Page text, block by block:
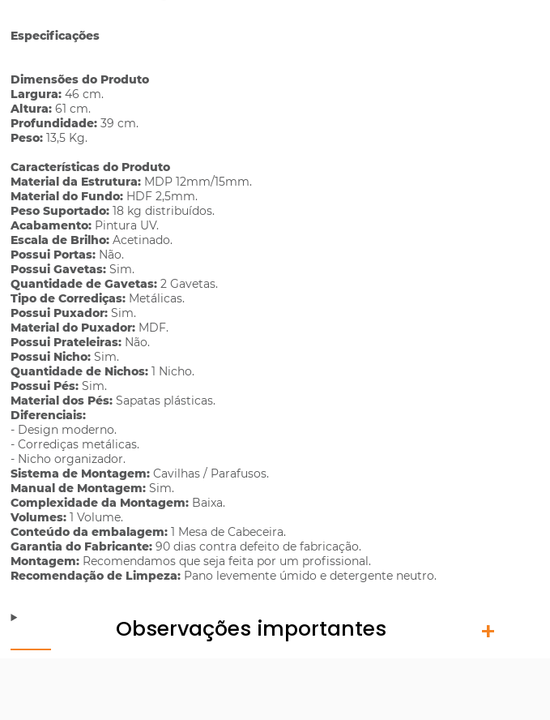
Especificações
Dimensões do Produto
Largura: 46 cm.
Altura: 61 cm.
Profundidade: 39 cm.
Peso: 13,5 Kg.
Características do Produto
Material da Estrutura: MDP 12mm/15mm.
Material do Fundo: HDF 2,5mm.
Peso Suportado: 18 kg distribuídos.
Acabamento: Pintura UV.
Escala de Brilho: Acetinado.
Possui Portas: Não.
Possui Gavetas: Sim.
Quantidade de Gavetas: 2 Gavetas.
Tipo de Corrediças: Metálicas.
Possui Puxador: Sim.
Material do Puxador: MDF.
Possui Prateleiras: Não.
Possui Nicho: Sim.
Quantidade de Nichos: 1 Nicho.
Possui Pés: Sim.
Material dos Pés: Sapatas plásticas.
Diferenciais:
- Design moderno.
- Corrediças metálicas.
- Nicho organizador.
Sistema de Montagem: Cavilhas / Parafusos.
Manual de Montagem: Sim.
Complexidade da Montagem: Baixa.
Volumes: 1 Volume.
Conteúdo da embalagem: 1 Mesa de Cabeceira.
Garantia do Fabricante: 90 dias contra defeito de fabricação.
Montagem: Recomendamos que seja feita por um profissional.
Recomendação de Limpeza: Pano levemente úmido e detergente neutro.
Observações importantes